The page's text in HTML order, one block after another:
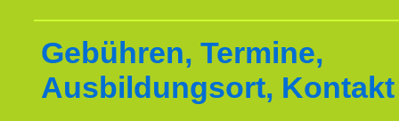
Gebühren, Termine,
Ausbildungsort, Kontakt